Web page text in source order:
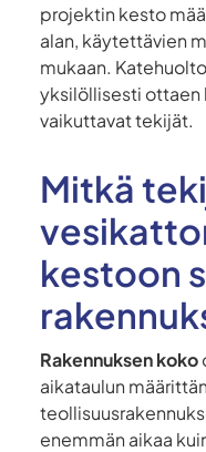
projektin kesto
alan, käytettävien
mukaan.
yksilöllisesti ottaen
vaikuttavat tekijät.
Mitkä
kestoon
Rakennuksen koko
aikataulun
enemmän aikaa